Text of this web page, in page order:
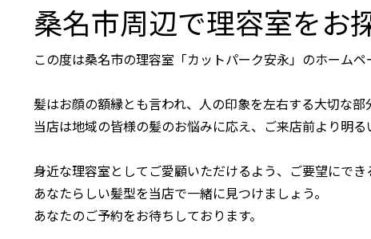
桑名市周辺で理容室をお
この度は桑名市の理容室「カットパーク安永」のホームペ
髪はお顔の額縁とも言われ、人の印象を左右する大切な部
当店は地域の皆様の髪のお悩みに応え、ご来店前より明
身近な理容室としてご愛顧いただけるよう、ご要望にでき
あなたらしい髪型を当店で一緒に見つけましょう。
あなたのご予約をお待ちしております。